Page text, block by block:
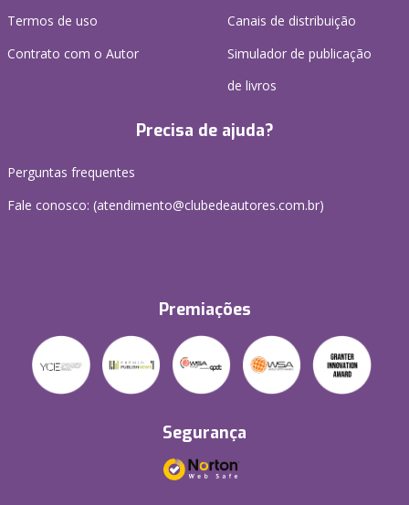
Termos de uso
Contrato com o Autor
Canais de distribuição
Simulador de publicação
de livros
Precisa de ajuda?
Perguntas frequentes
Fale conosco: (atendimento@clubedeautores.com.br)
Premiações
Segurança